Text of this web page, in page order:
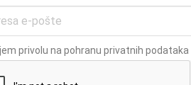
privolu na pohranu privatnih